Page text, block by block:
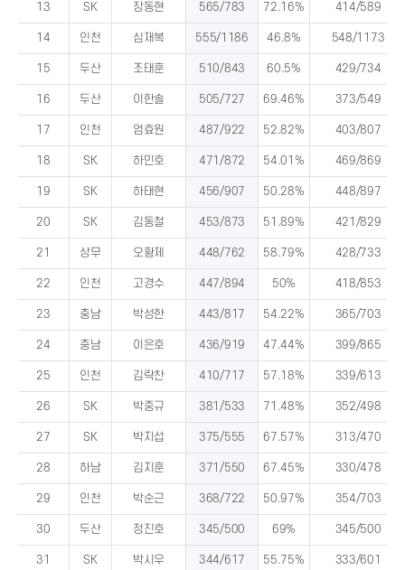
13 SK 장동현 565/783 72.16% 414/589
14 인천 심재복 555/1186 46.8% 548/1173
15 두산 조태훈 510/843 60.5% 429/734
16 두산 이한솔 505/727 69.46% 373/549
17 인천 엄효원 487/922 52.82% 403/807
18 SK 하민호 471/872 54.01% 469/869
19 SK 하태현 456/907 50.28% 448/897
20 SK 김동철 453/873 51.89% 421/829
21 상무 오황제 448/762 58.79% 428/733
22 인천 고경수 447/894 50% 418/853
23 충남 박성한 443/817 54.22% 365/703
24 충남 이은호 436/919 47.44% 399/865
25 인천 김락찬 410/717 57.18% 339/613
26 SK 박중규 381/533 71.48% 352/498
27 SK 박지섭 375/555 67.57% 313/470
28 하남 김지훈 371/550 67.45% 330/478
29 인천 박순근 368/722 50.97% 354/703
30 두산 정진호 345/500 69% 345/500
31 SK 박시우 344/617 55.75% 333/601